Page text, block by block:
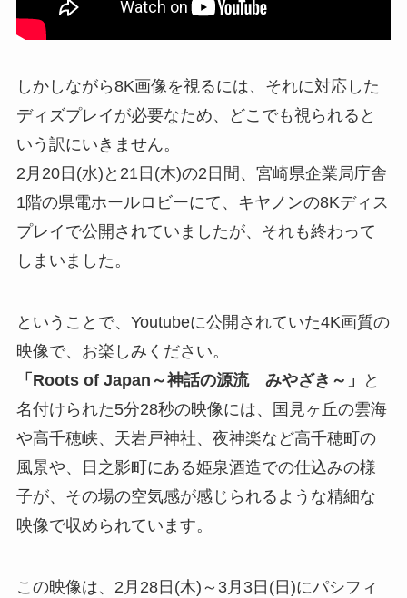
しかしながら8K画像を視るには、それに対応した
ディズプレイが必要なため、どこでも視られると
いう訳にいきません。
2月20日(水)と21日(木)の2日間、宮崎県企業局庁舎
1階の県電ホールロビーにて、キヤノンの8Kディス
プレイで公開されていましたが、それも終わって
しまいました。
ということで、Youtubeに公開されていた4K画質の
映像で、お楽しみください。
「Roots of Japan～神話の源流 みやざき～」
と
名付けられた5分28秒の映像には、国見ヶ丘の雲海
や高千穂峡、天岩戸神社、夜神楽など高千穂町の
風景や、日之影町にある姫泉酒造での仕込みの様
子が、その場の空気感が感じられるような精細な
映像で収められています。
この映像は、2月28日(木)～3月3日(日)にパシフィ